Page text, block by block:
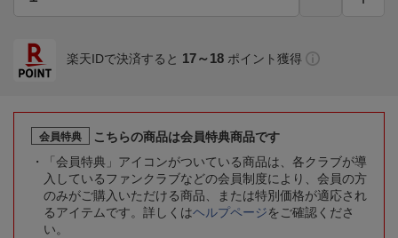
楽天IDで決済すると 17～18 ポイント獲得
会員特典
こちらの商品は会員特典商品です
「会員特典」アイコンがついている商品は、各クラブが導
入しているファンクラブなどの会員制度により、会員の方
のみがご購入いただける商品、または特別価格が適応され
るアイテムです。詳しくはヘルプページをご確認くださ
い。